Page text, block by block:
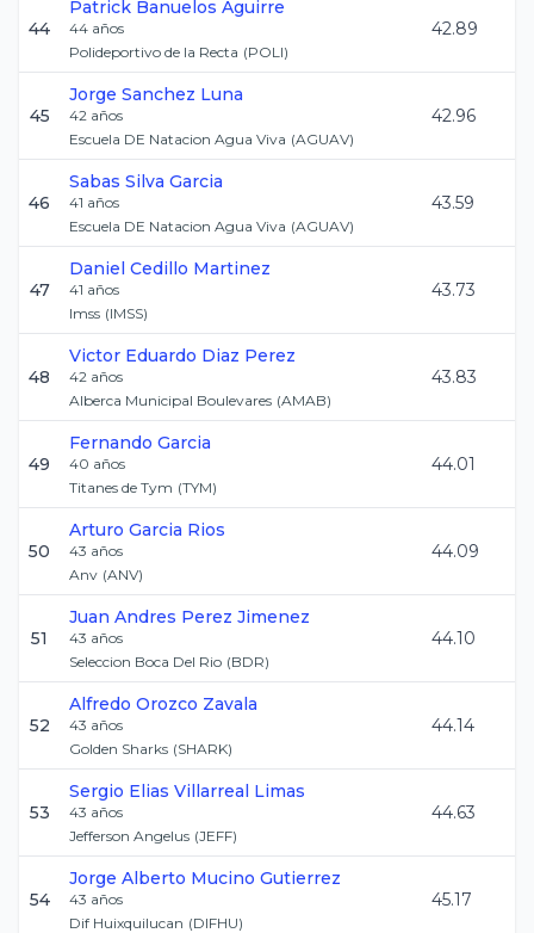
44
Patrick Banuelos Aguirre
44 años
Polideportivo de la Recta (POLI)
42.89
45
Jorge Sanchez Luna
42 años
Escuela DE Natacion Agua Viva (AGUAV)
42.96
46
Sabas Silva Garcia
41 años
Escuela DE Natacion Agua Viva (AGUAV)
43.59
47
Daniel Cedillo Martinez
41 años
Imss (IMSS)
43.73
48
Victor Eduardo Diaz Perez
42 años
Alberca Municipal Boulevares (AMAB)
43.83
49
Fernando Garcia
40 años
Titanes de Tym (TYM)
44.01
50
Arturo Garcia Rios
43 años
Anv (ANV)
44.09
51
Juan Andres Perez Jimenez
43 años
Seleccion Boca Del Rio (BDR)
44.10
52
Alfredo Orozco Zavala
43 años
Golden Sharks (SHARK)
44.14
53
Sergio Elias Villarreal Limas
43 años
Jefferson Angelus (JEFF)
44.63
54
Jorge Alberto Mucino Gutierrez
43 años
Dif Huixquilucan (DIFHU)
45.17